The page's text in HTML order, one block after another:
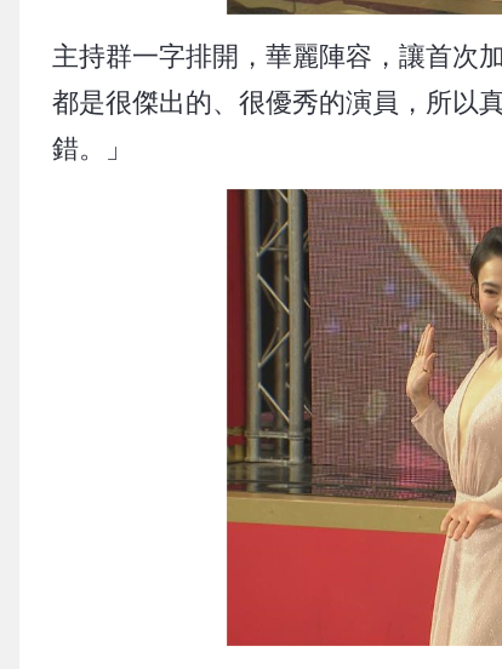
主持群一字排開，華麗陣容，讓首次
都是很傑出的、很優秀的演員，所以
錯。」